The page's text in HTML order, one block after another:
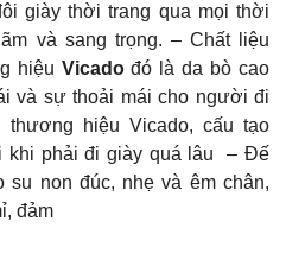
giày thời trang qua mọi thời
và sang trọng. – Chất liệu
hiệu Vicadođó là da bò cao
và sự thoải mái cho người đi
hiệu Vicado, cấu tạo
khi phải đi giày quá lâu – Đế
non đúc, nhẹ và êm chân,
đảm